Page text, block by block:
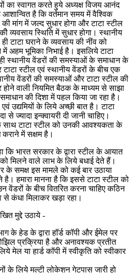
का स्वागत करते हुये अध्यक्ष विजय आनंद
है कि वर्तमान समय में वैश्विक
मांग में जल्द सुधार होगा और टाटा स्टील
व्यवसाय स्थिति में सुधार होगा। स्थानीय
टाटा घराने के व्यवसाय की नींव को
अहम भूमिका निभाई है। इसलिये टाटा
स्थानीय वेंडरों की समस्याओं के समाधान के
टाटा स्टील एवं स्थानीय वेंडरों के बीच एक
वेंडरों की समस्याओं और टाटा स्टील की
वाली नियमित बैठक के माध्यम से साझा
की दिशा में पहल किया जा रहा है।
उद्यमियों के लिये अच्छी बात है। टाटा
से ज्यादा इन्क्वायरी दी जानी चाहिए।
साथ टाटा स्टील को उनकी आवश्यकता के
में सक्षम है।
भारत सरकार के द्वारा स्टील के आयात
मिलने वाले लाभ के लिये बधाई देते हैं।
समक्ष इस मामले को कई बार उठाया
हमारा मानना है कि इससे टाटा स्टील को
वेंडरों के बीच वितरित करना चाहिए कठिन
कंधा मिलाकर खड़ा रहा।
मुद्दे उठाये -
के हेड के द्वारा हॉर्ड कॉपी और ईमेल पर
प्रक्रिया है और अनावश्यक प्रतीत
मेल या हार्ड कॉपी में स्वीकृति को स्वीकार
के लिये मल्टी लोकेशन गेटपास जारी हो